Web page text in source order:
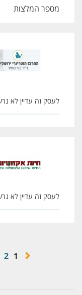
מספר המלצות
לעסק זה עדיין לא
לעסק זה עדיין לא
1
2